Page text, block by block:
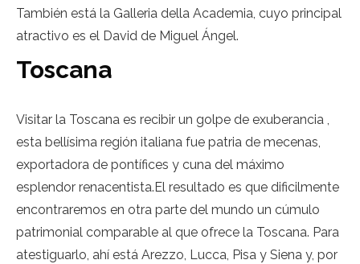
También está la Galleria della Academia, cuyo principal
atractivo es el David de Miguel Ángel.
Toscana
Visitar la Toscana es recibir un golpe de exuberancia ,
esta bellísima región italiana fue patria de mecenas,
exportadora de pontífices y cuna del máximo
esplendor renacentista.El resultado es que dificilmente
encontraremos en otra parte del mundo un cúmulo
patrimonial comparable al que ofrece la Toscana. Para
atestiguarlo, ahí está Arezzo, Lucca, Pisa y Siena y, por